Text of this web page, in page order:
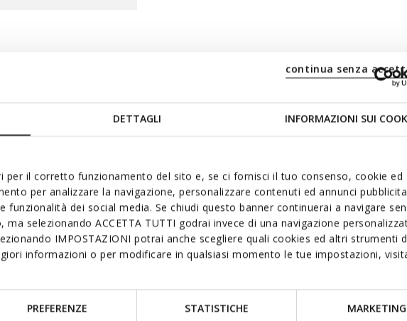
DETTAGLI INFORMAZIONI SUI
per il corretto funzionamento del sito e, se ci fornisci il tuo consenso, cookie ed
per analizzare la navigazione, personalizzare contenuti ed annunci
funzionalità dei social media. Se chiudi questo banner continuerai a navigare
selezionando ACCETTA TUTTI godrai invece di una navigazione
IMPOSTAZIONI potrai anche scegliere quali cookies ed altri strumenti
informazioni o per modificare in qualsiasi momento le tue impostazioni,
PREFERENZE STATISTICHE MARKETING
continua senza
from the collaboration
features graphics
of fabric and leather-
ideal companion for
of Podiatrists